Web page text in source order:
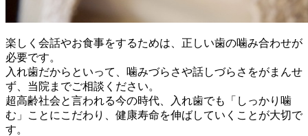
楽しく会話やお食事をするためは、正しい歯の噛み合わせが
必要です。
入れ歯だからといって、噛みづらさや話しづらさをがまんせ
ず、当院までご相談ください。
超高齢社会と言われる今の時代、入れ歯でも「しっかり噛
む」ことにこだわり、健康寿命を伸ばしていくことが大切で
す。